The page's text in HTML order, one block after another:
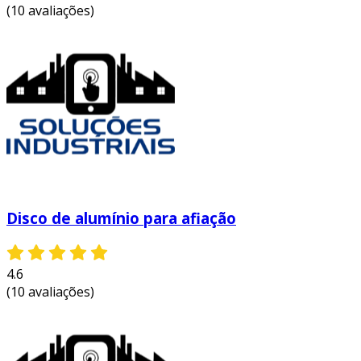
atenda às expectativas dos clientes quanto a
como escolher o fornecedor ideal
ao decidir pela compra de discos de alumínio, é
vital escolher um fornecedor confiável. aqui
estão algumas dicas para auxiliá-lo:
setor.
certificações:
possui certificações que comprovem a
variedade de produtos:
tamanhos e espessuras, atendendo a
(10 avaliações)
Disco de alumínio para afiação
4.6
(10 avaliações)